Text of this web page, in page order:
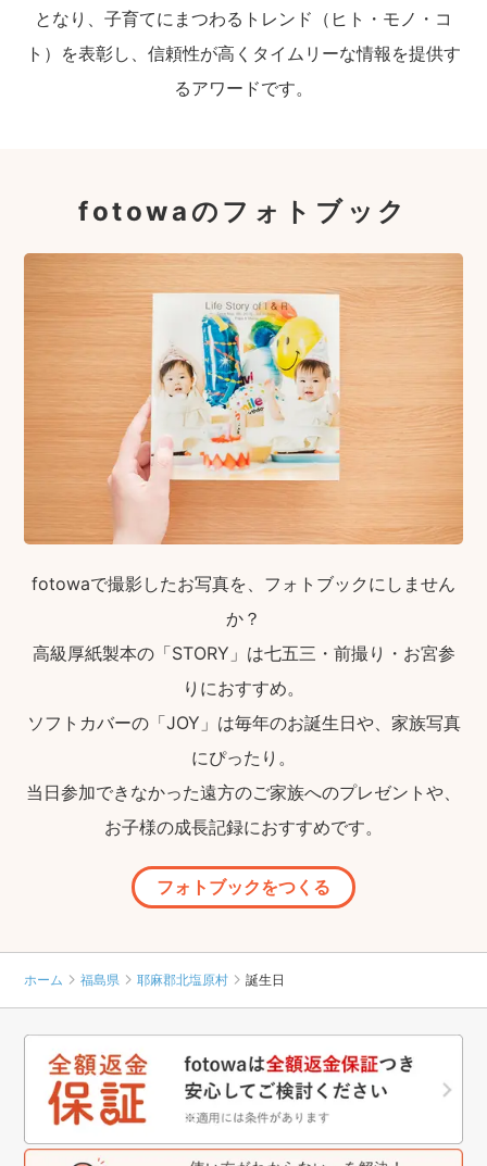
となり、子育てにまつわるトレンド（ヒト・モノ・コ
ト）を表彰し、信頼性が高くタイムリーな情報を提供す
るアワードです。
fotowaのフォトブック
fotowaで撮影したお写真を、フォトブックにしません
か？
高級厚紙製本の「STORY」は七五三・前撮り・お宮参
りにおすすめ。
ソフトカバーの「JOY」は毎年のお誕生日や、家族写真
にぴったり。
当日参加できなかった遠方のご家族へのプレゼントや、
お子様の成長記録におすすめです。
フォトブックをつくる
ホーム 福島県 耶麻郡北塩原村 誕生日